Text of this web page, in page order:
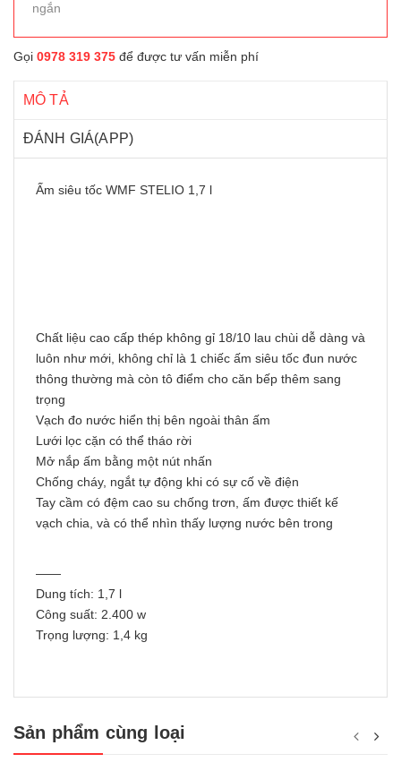
ngắn
Gọi 0978 319 375 để được tư vấn miễn phí
MÔ TẢ
ĐÁNH GIÁ(APP)
Ấm siêu tốc WMF STELIO 1,7 l
Chất liệu cao cấp thép không gỉ 18/10 lau chùi dễ dàng và
luôn như mới, không chỉ là 1 chiếc ấm siêu tốc đun nước
thông thường mà còn tô điểm cho căn bếp thêm sang
trọng
Vạch đo nước hiển thị bên ngoài thân ấm
Lưới lọc cặn có thể tháo rời
Mở nắp ấm bằng một nút nhấn
Chống cháy, ngắt tự động khi có sự cố về điện
Tay cầm có đệm cao su chống trơn, ấm được thiết kế
vạch chia, và có thể nhìn thấy lượng nước bên trong
——
Dung tích: 1,7 l
Công suất: 2.400 w
Trọng lượng: 1,4 kg
Sản phẩm cùng loại